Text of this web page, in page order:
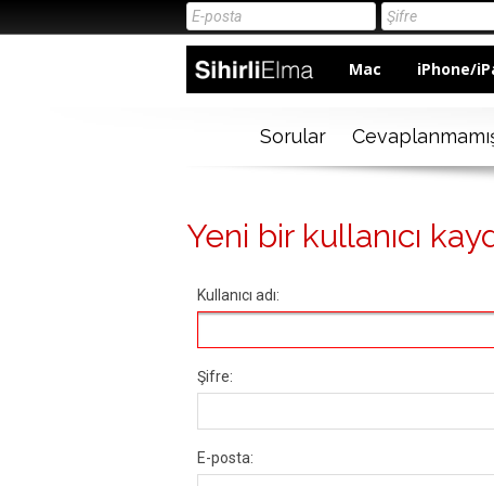
Mac iPhone/
Sorular
Yeni bir kullanıcı
Kullanıcı adı:
Şifre:
E-posta: